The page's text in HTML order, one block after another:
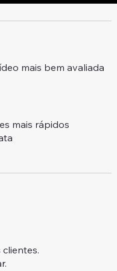
mais bem avaliada
mais rápidos